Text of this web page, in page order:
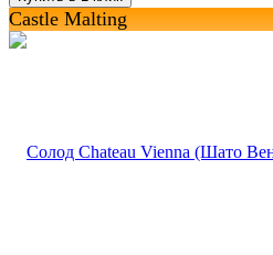
Castle Malting